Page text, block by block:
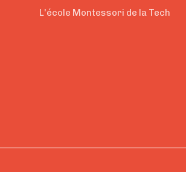
L'école Montessori de la Tech